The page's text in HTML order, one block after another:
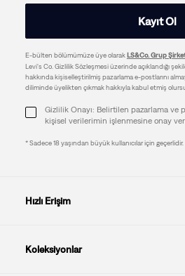
Kayıt Ol
E-bülten bölümümüze üye olarakLS&Co. Grup
Levi's Co. Gizlilik Sözleşmesi üzerinde açıklandığı
hakkında kişiselleştirilmiş pazarlama e-postlarını
diliminde üyelikten çıkmak hakkıyla kabul etmiş
Gizlilik Onayı: Belirtilen pazarlama ve
kişisel verilerimin işlenmesine onay
* Sadece 18 yaşından büyük kullanıcılar için geçerlidir.
Hızlı Erişim
Koleksiyonlar